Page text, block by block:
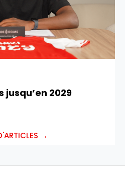
jusqu’en 2029
→